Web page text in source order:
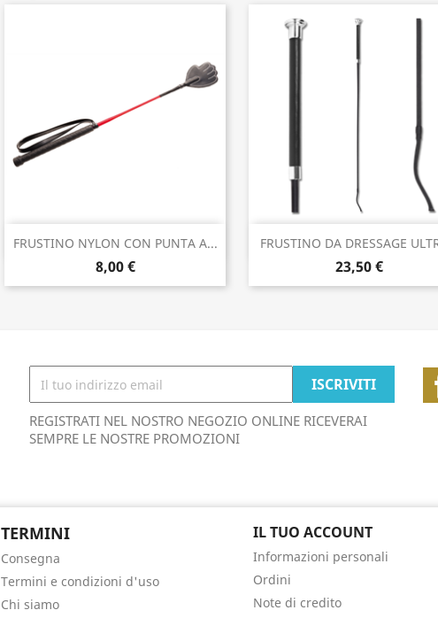
FRUSTINO NYLON CON PUNTA A...
8,00 €
Anteprima FRUSTINO DA DRESSAGE
23,50 €
Anteprima
REGISTRATI NEL NOSTRO NEGOZIO ONLINE RICEVERAI
SEMPRE LE NOSTRE PROMOZIONI
TERMINI
Consegna
Termini e condizioni d'uso
Chi siamo
IL TUO ACCOUNT
Informazioni personali
Ordini
Note di credito